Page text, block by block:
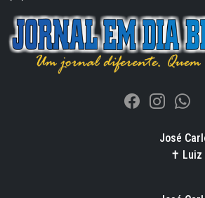
José
✝ Luiz